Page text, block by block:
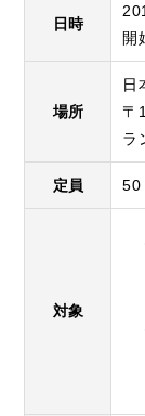
日時
開
場所
日
〒
ラ
定員 50
対象